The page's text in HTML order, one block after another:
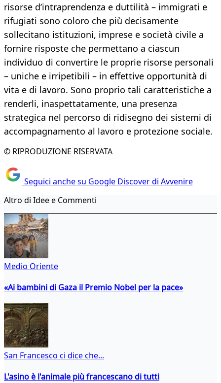
risorse d’intraprendenza e duttilità – immigrati e
rifugiati sono coloro che più decisamente
sollecitano istituzioni, imprese e società civile a
fornire risposte che permettano a ciascun
individuo di convertire le proprie risorse personali
– uniche e irripetibili – in effettive opportunità di
vita e di lavoro. Sono proprio tali caratteristiche a
renderli, inaspettatamente, una presenza
strategica nel percorso di ridisegno dei sistemi di
accompagnamento al lavoro e protezione sociale.
© RIPRODUZIONE RISERVATA
Seguici anche su Google Discover di Avvenire
Altro di Idee e Commenti
Medio Oriente
«Ai bambini di Gaza il Premio Nobel per la pace»
San Francesco ci dice che...
L'asino è l'animale più francescano di tutti